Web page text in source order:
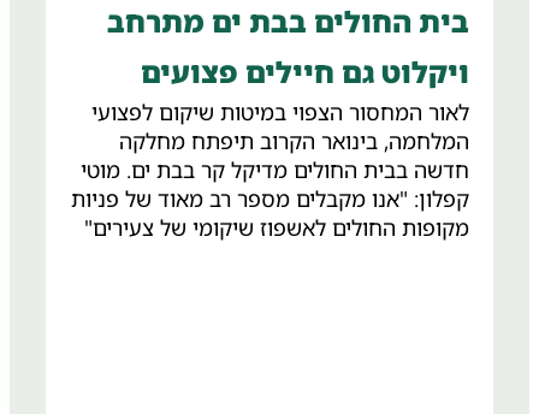
בית החולים בבת ים מתרחב
ויקלוט גם חיילים פצועים
לאור המחסור הצפוי במיטות שיקום לפצועי
המלחמה, בינואר הקרוב תיפתח מחלקה
חדשה בבית החולים מדיקל קר בבת ים. מוטי
קפלון: "אנו מקבלים מספר רב מאוד של פניות
מקופות החולים לאשפוז שיקומי של צעירים"